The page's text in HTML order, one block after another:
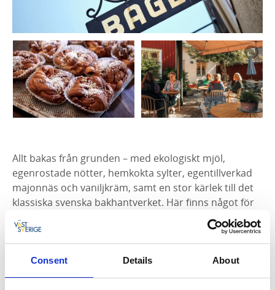
Consent Details About
Allt bakas från grunden – med ekologiskt mjöl,
egenrostade nötter, hemkokta sylter, egentillverkad
majonnäs och vaniljkräm, samt en stor kärlek till det
klassiska svenska bakhantverket. Här finns något för
den som vill ha en smak av det tidlösa och den som
vill upptäcka nya favoriter.
Kaffe med omtanke
Till de smarriga bakverken serveras Ekstedts